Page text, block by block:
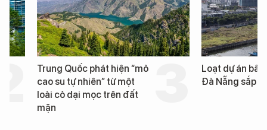
Trung Quốc phát hiện “mỏ
cao su tự nhiên” từ một
loài cỏ dại mọc trên đất
Loạt dự án bất động
Đà Nẵng sắp bị kiểm